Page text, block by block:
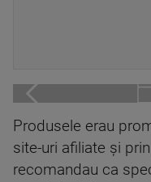
Produsele erau
site-uri afiliate și
recomandau ca